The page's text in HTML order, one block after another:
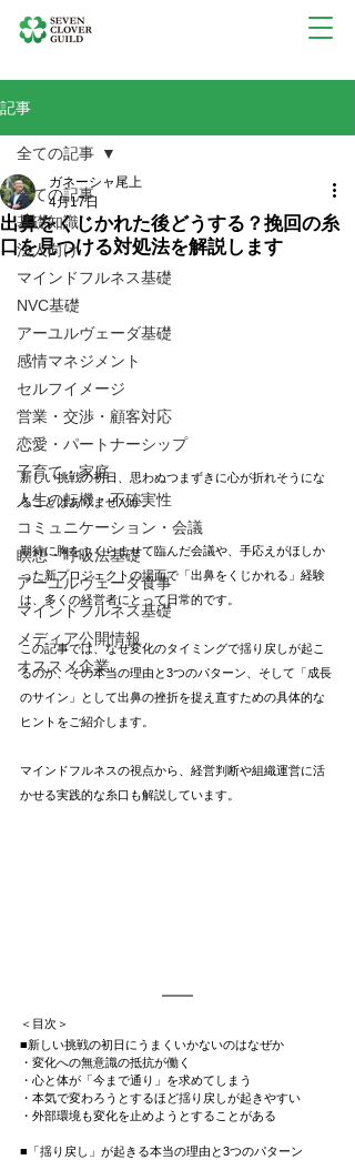
記事
全ての記事
基礎知識
法人向け
マインドフルネス基礎
NVC基礎
アーユルヴェーダ基礎
感情マネジメント
セルフイメージ
営業・交渉・顧客対応
恋愛・パートナーシップ
子育て・家庭
人生の転機・不確実性
コミュニケーション・会議
瞑想・呼吸法基礎
アーユルヴェーダ食事
マインドフルネス基礎
メディア公開情報
オススメ企業
全ての記事
出鼻をくじかれた後どうする？挽回の糸
口を見つける対処法を解説します
ガネーシャ尾上
4月17日
新しい挑戦の初日、思わぬつまずきに心が折れそうにな
ることはありませんか。
期待に胸をふくらませて臨んだ会議や、手応えがほしか
った新プロジェクトの場面で「出鼻をくじかれる」経験
は、多くの経営者にとって日常的です。
この記事では、なぜ変化のタイミングで揺り戻しが起こ
るのか、その本当の理由と3つのパターン、そして「成長
のサイン」として出鼻の挫折を捉え直すための具体的な
ヒントをご紹介します。
マインドフルネスの視点から、経営判断や組織運営に活
かせる実践的な糸口も解説しています。
＜目次＞
■新しい挑戦の初日にうまくいかないのはなぜか
・変化への無意識の抵抗が働く
・心と体が「今まで通り」を求めてしまう
・本気で変わろうとするほど揺り戻しが起きやすい
・外部環境も変化を止めようとすることがある
■「揺り戻し」が起きる本当の理由と3つのパターン